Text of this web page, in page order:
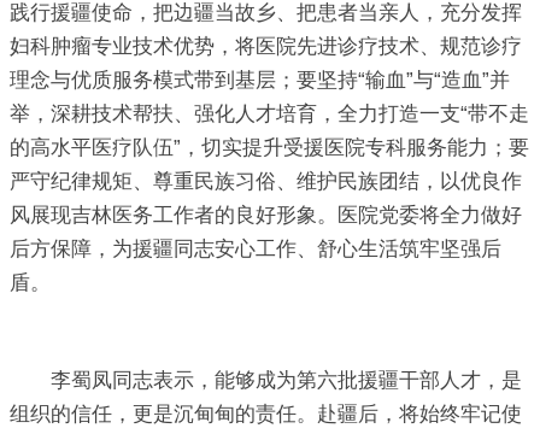
践行援疆使命，把边疆当故乡、把患者当亲人，充分发挥
妇科肿瘤专业技术优势，将医院先进诊疗技术、规范诊疗
理念与优质服务模式带到基层；要坚持“输血”与“造血”并
举，深耕技术帮扶、强化人才培育，全力打造一支“带不走
的高水平医疗队伍”，切实提升受援医院专科服务能力；要
严守纪律规矩、尊重民族习俗、维护民族团结，以优良作
风展现吉林医务工作者的良好形象。医院党委将全力做好
后方保障，为援疆同志安心工作、舒心生活筑牢坚强后
盾。
李蜀凤同志表示，能够成为第六批援疆干部人才，是
组织的信任，更是沉甸甸的责任。赴疆后，将始终牢记使